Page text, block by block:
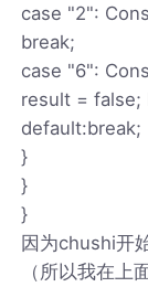
case "2":
break;
case "6":
result = false;
default:break;
}
}
}
因为chushi开
（所以我在上